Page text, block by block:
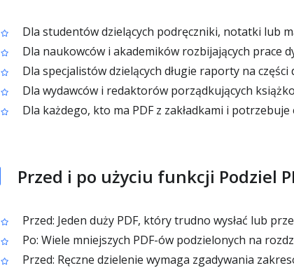
Dla studentów dzielących podręczniki, notatki lub
Dla naukowców i akademików rozbijających prace
Dla specjalistów dzielących długie raporty na części
Dla wydawców i redaktorów porządkujących
Dla każdego, kto ma PDF z zakładkami i
Przed i po użyciu funkcji Podziel
Przed: Jeden duży PDF, który trudno wysłać lub
Po: Wiele mniejszych PDF-ów podzielonych na
Przed: Ręczne dzielenie wymaga zgadywania